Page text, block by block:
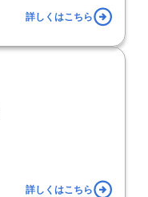
詳しくはこちら
詳しくはこちら